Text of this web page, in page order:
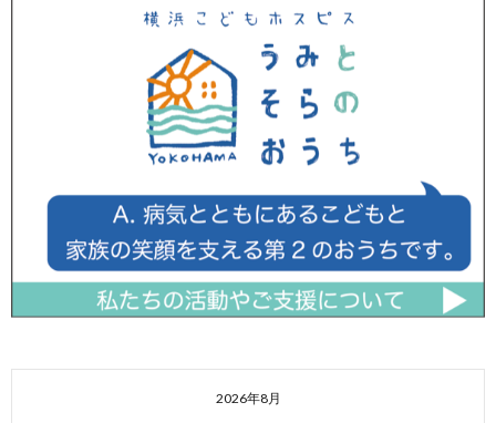
2026年8月